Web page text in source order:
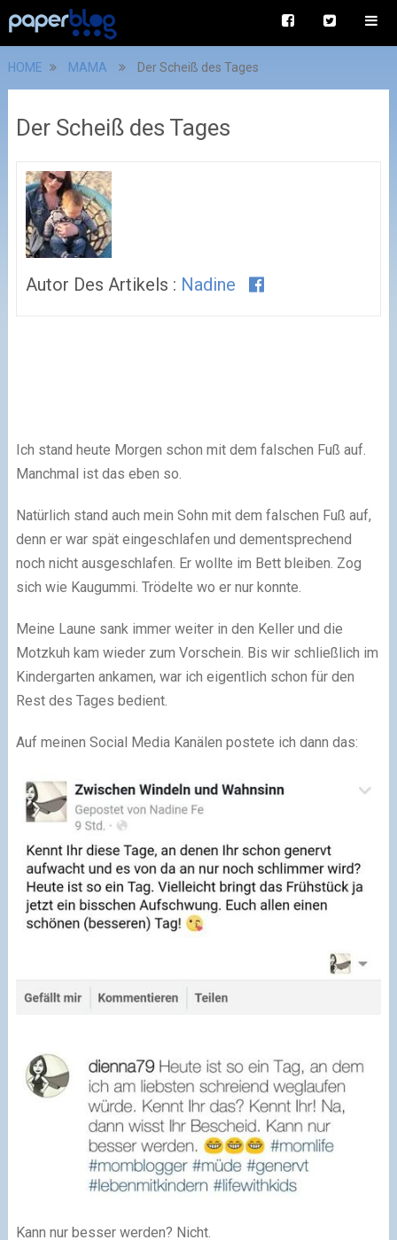
HOME MAMA Der Scheiß des Tages
Der Scheiß des Tages
Autor Des Artikels : Nadine
Ich stand heute Morgen schon mit dem falschen Fuß auf.
Manchmal ist das eben so.
Natürlich stand auch mein Sohn mit dem falschen Fuß auf,
denn er war spät eingeschlafen und dementsprechend
noch nicht ausgeschlafen. Er wollte im Bett bleiben. Zog
sich wie Kaugummi. Trödelte wo er nur konnte.
Meine Laune sank immer weiter in den Keller und die
Motzkuh kam wieder zum Vorschein. Bis wir schließlich im
Kindergarten ankamen, war ich eigentlich schon für den
Rest des Tages bedient.
Auf meinen Social Media Kanälen postete ich dann das:
Kann nur besser werden? Nicht.